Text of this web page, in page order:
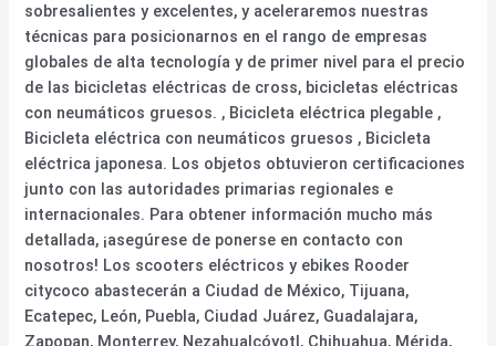
sobresalientes y excelentes, y aceleraremos nuestras
técnicas para posicionarnos en el rango de empresas
globales de alta tecnología y de primer nivel para el precio
de las bicicletas eléctricas de cross, bicicletas eléctricas
con neumáticos gruesos. , Bicicleta eléctrica plegable ,
Bicicleta eléctrica con neumáticos gruesos , Bicicleta
eléctrica japonesa. Los objetos obtuvieron certificaciones
junto con las autoridades primarias regionales e
internacionales. Para obtener información mucho más
detallada, ¡asegúrese de ponerse en contacto con
nosotros! Los scooters eléctricos y ebikes Rooder
citycoco abastecerán a Ciudad de México, Tijuana,
Ecatepec, León, Puebla, Ciudad Juárez, Guadalajara,
Zapopan, Monterrey, Nezahualcóyotl, Chihuahua, Mérida,